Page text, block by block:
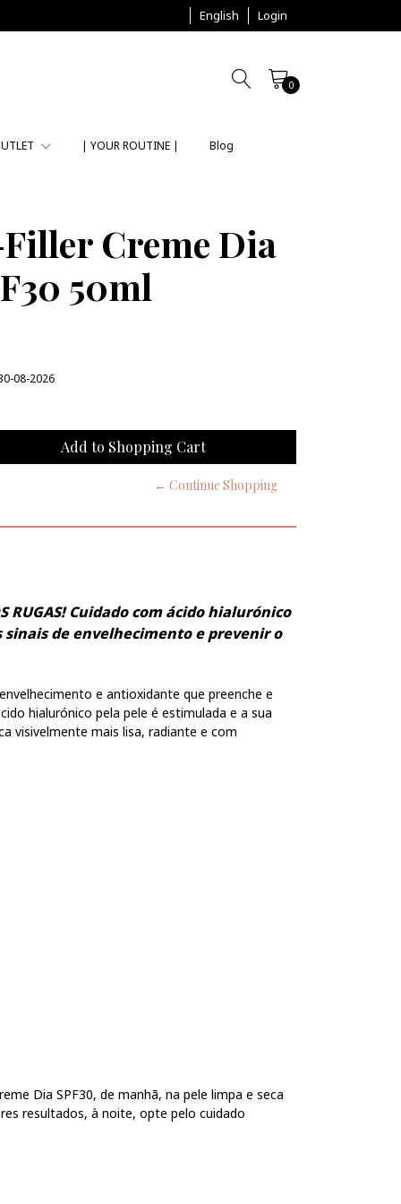
English Login
0
| YOUR ROUTINE | Blog
Creme Dia
50ml
08-2026
← Continue Shopping
RUGAS! Cuidado com ácido hialurónico
de envelhecimento e prevenir o
e antioxidante que preenche e
hialurónico pela pele é estimulada e a sua
visivelmente mais lisa, radiante e com
Dia SPF30, de manhã, na pele limpa e seca
resultados, à noite, opte pelo cuidado